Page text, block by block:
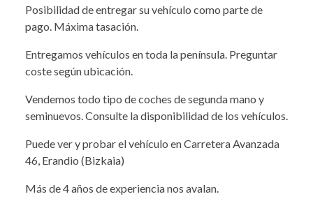
Posibilidad de entregar su vehículo como parte de
pago. Máxima tasación.
Entregamos vehículos en toda la península. Preguntar
coste según ubicación.
Vendemos todo tipo de coches de segunda mano y
seminuevos. Consulte la disponibilidad de los vehículos.
Puede ver y probar el vehículo en Carretera Avanzada
46, Erandio (Bizkaia)
Más de 4 años de experiencia nos avalan.